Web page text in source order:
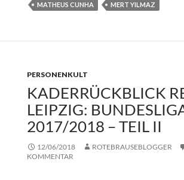
MATHEUS CUNHA
MERT YILMAZ
PERSONENKULT
KADERRÜCKBLICK
LEIPZIG:
2017/2018 – TEIL II
12/06/2018 ROTEBRAUSEBLOGGER
KOMMENTAR